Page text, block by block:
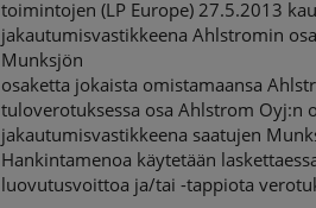
toimintojen (LP Europe) 27.5.2013
jakautumisvastikkeena Ahlstromin
Munksjön
osaketta jokaista omistamaansa
tuloverotuksessa osa Ahlstrom Oyj:n
jakautumisvastikkeena saatujen
Hankintamenoa käytetään
luovutusvoittoa ja/tai -tappiota